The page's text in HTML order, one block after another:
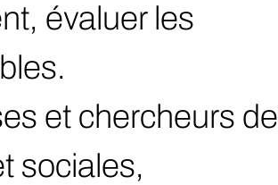
évaluer les
et chercheurs de
sociales,